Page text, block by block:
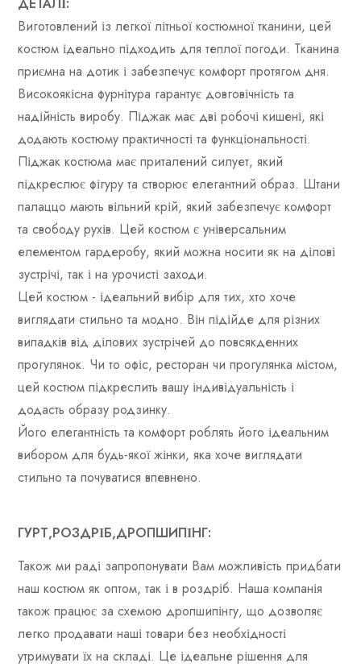
ДЕТАЛІ:
Виготовлений із легкої літньої костюмної тканини, цей
костюм ідеально підходить для теплої погоди. Тканина
приємна на дотик і забезпечує комфорт протягом дня.
Високоякісна фурнітура гарантує довговічність та
надійність виробу. Піджак має дві робочі кишені, які
додають костюму практичності та функціональності.
Піджак костюма має приталений силует, який
підкреслює фігуру та створює елегантний образ. Штани
палаццо мають вільний крій, який забезпечує комфорт
та свободу рухів. Цей костюм є універсальним
елементом гардеробу, який можна носити як на ділові
зустрічі, так і на урочисті заходи.
Цей костюм - ідеальний вибір для тих, хто хоче
виглядати стильно та модно. Він підійде для різних
випадків від ділових зустрічей до повсякденних
прогулянок. Чи то офіс, ресторан чи прогулянка містом,
цей костюм підкреслить вашу індивідуальність і
додасть образу родзинку.
Його елегантність та комфорт роблять його ідеальним
вибором для будь-якої жінки, яка хоче виглядати
стильно та почуватися впевнено.
ГУРТ,РОЗДРІБ,ДРОПШИПІНГ:
Також ми раді запропонувати Вам можливість придбати
наш костюм як оптом, так і в роздріб. Наша компанія
також працює за схемою дропшипінгу, що дозволяє
легко продавати наші товари без необхідності
утримувати їх на складі. Це ідеальне рішення для